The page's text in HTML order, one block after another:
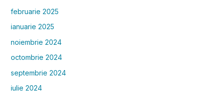
februarie 2025
ianuarie 2025
noiembrie 2024
octombrie 2024
septembrie 2024
iulie 2024